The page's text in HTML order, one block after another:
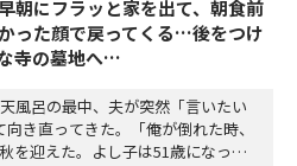
朝にフラッと家を出て、朝食前
った顔で戻ってくる…後をつけ
寺の墓地へ…
風呂の最中、夫が突然「言いたい
き直ってきた。「俺が倒れた時、
を迎えた。よし子は51歳になっ